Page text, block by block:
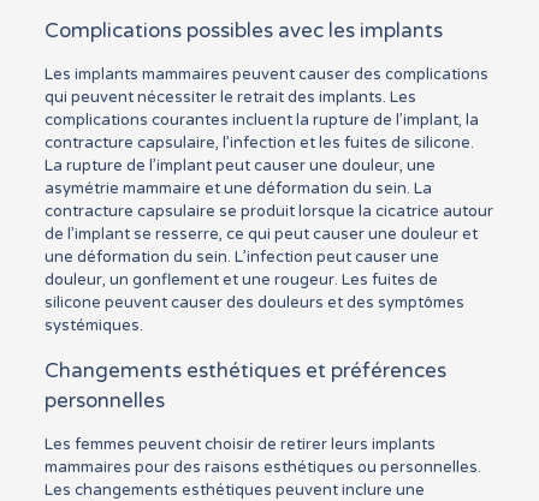
Complications possibles avec les implants
Les implants mammaires peuvent causer des complications
qui peuvent nécessiter le retrait des implants. Les
complications courantes incluent la rupture de l’implant, la
contracture capsulaire, l’infection et les fuites de silicone.
La rupture de l’implant peut causer une douleur, une
asymétrie mammaire et une déformation du sein. La
contracture capsulaire se produit lorsque la cicatrice autour
de l’implant se resserre, ce qui peut causer une douleur et
une déformation du sein. L’infection peut causer une
douleur, un gonflement et une rougeur. Les fuites de
silicone peuvent causer des douleurs et des symptômes
systémiques.
Changements esthétiques et préférences
personnelles
Les femmes peuvent choisir de retirer leurs implants
mammaires pour des raisons esthétiques ou personnelles.
Les changements esthétiques peuvent inclure une